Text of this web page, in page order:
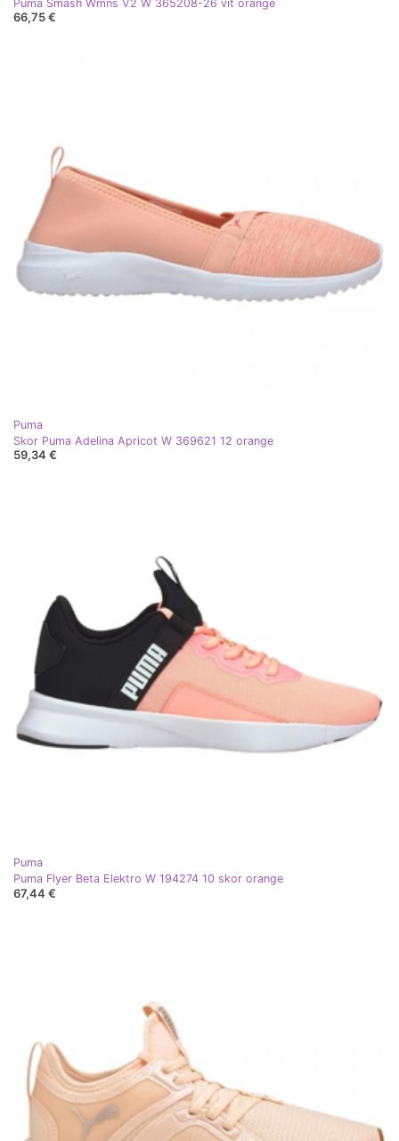
Puma Smash Wmns V2 W 365208-26 vit orange
66,75 €
Puma
Skor Puma Adelina Apricot W 369621 12 orange
59,34 €
Puma
Puma Flyer Beta Elektro W 194274 10 skor orange
67,44 €